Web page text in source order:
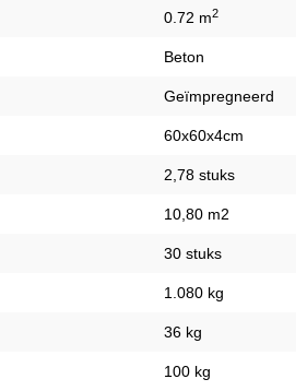
0.72 m2
Beton
Geïmpregneerd
60x60x4cm
2,78 stuks
10,80 m2
30 stuks
1.080 kg
36 kg
100 kg